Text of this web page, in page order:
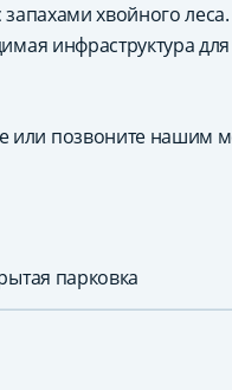
запахами хвойного
инфраструктура
или позвоните нашим
парковка